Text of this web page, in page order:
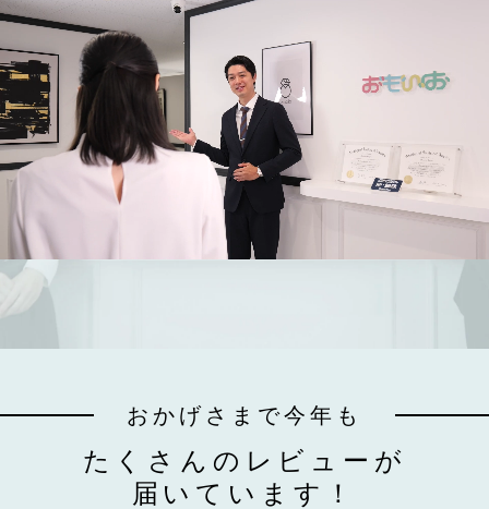
おかげさまで今年も
たくさんのレビューが
届いています！